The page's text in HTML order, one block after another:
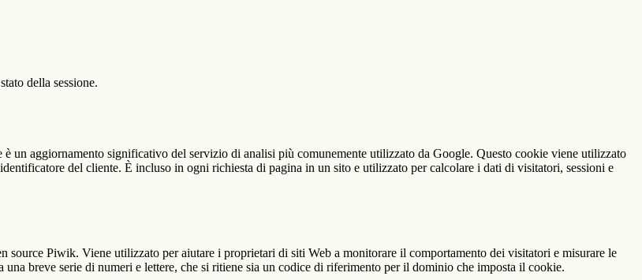
della sessione.
un aggiornamento significativo del servizio di analisi più comunemente utilizzato da Google. Questo cookie viene utilizzato
del cliente. È incluso in ogni richiesta di pagina in un sito e utilizzato per calcolare i dati di visitatori, sessioni e
source Piwik. Viene utilizzato per aiutare i proprietari di siti Web a monitorare il comportamento dei visitatori e misurare le
breve serie di numeri e lettere, che si ritiene sia un codice di riferimento per il dominio che imposta il cookie.